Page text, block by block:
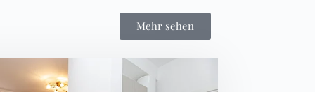
Mehr sehen